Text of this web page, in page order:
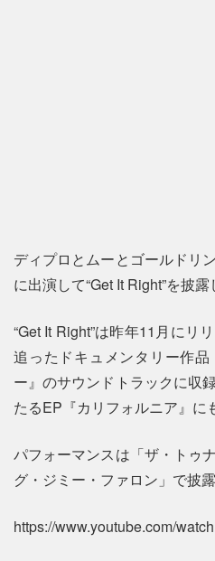
ディプロとムーとゴールドリ
に出演して“Get It Right”を披露
“Get It Right”は昨年11月にリ
追ったドキュメンタリー作
ー』のサウンドトラックに収
たるEP『カリフォルニア』に
パフォーマンスは「ザ・トゥ
グ・ジミー・ファロン」で披露
https://www.youtube.com/